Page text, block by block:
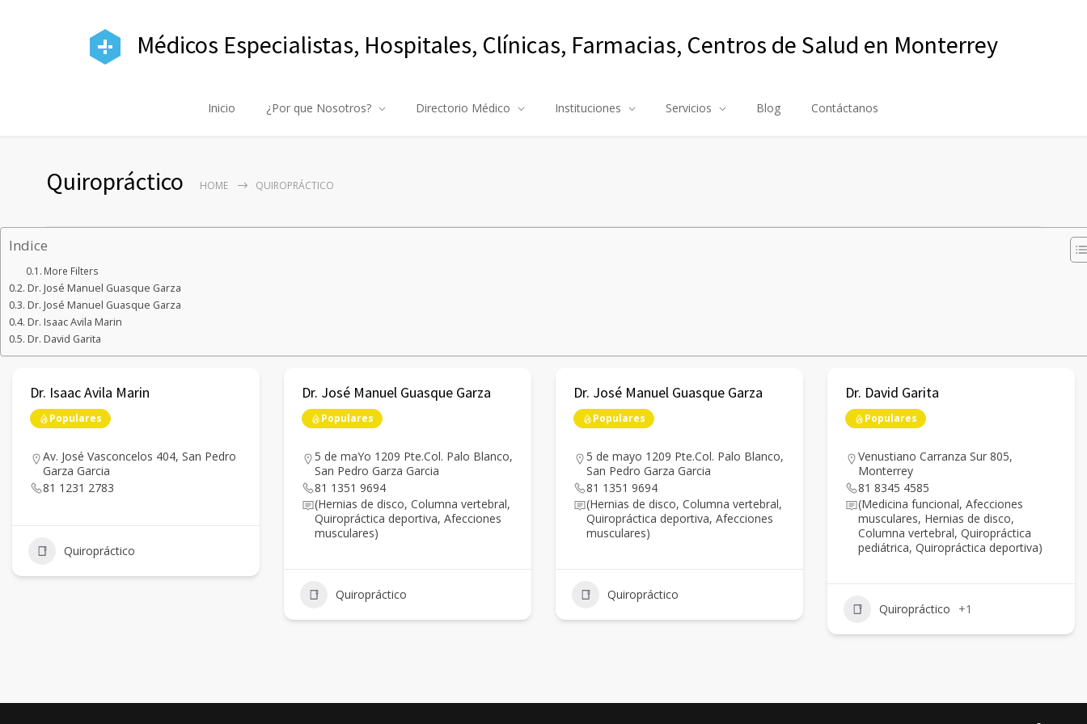
Médicos Especialistas, Hospitales, Clínicas, Farmacias, Centros de Salud en Monterrey
Inicio ¿Por que Nosotros? Directorio Médico Instituciones Servicios Blog Contáctanos
Quiropráctico HOME QUIROPRÁCTICO
Indice
More Filters
Dr. José Manuel Guasque Garza
Dr. José Manuel Guasque Garza
Dr. Isaac Avila Marin
Dr. David Garita
Dr. Isaac Avila Marin
Populares
Av. José Vasconcelos 404, San Pedro
Garza Garcia
81 1231 2783
Quiropráctico
Dr. José Manuel Guasque Garza
Populares
5 de maYo 1209 Pte.Col. Palo Blanco,
San Pedro Garza Garcia
81 1351 9694
(Hernias de disco, Columna vertebral,
Quiropráctica deportiva, Afecciones
musculares)
Quiropráctico
Dr. José Manuel Guasque Garza
Populares
5 de mayo 1209 Pte.Col. Palo Blanco,
San Pedro Garza Garcia
81 1351 9694
(Hernias de disco, Columna vertebral,
Quiropráctica deportiva, Afecciones
musculares)
Quiropráctico
Dr. David Garita
Populares
Venustiano Carranza Sur 805,
Monterrey
81 8345 4585
(Medicina funcional, Afecciones
musculares, Hernias de disco,
Columna vertebral, Quiropráctica
pediátrica, Quiropráctica deportiva)
Quiropráctico +1